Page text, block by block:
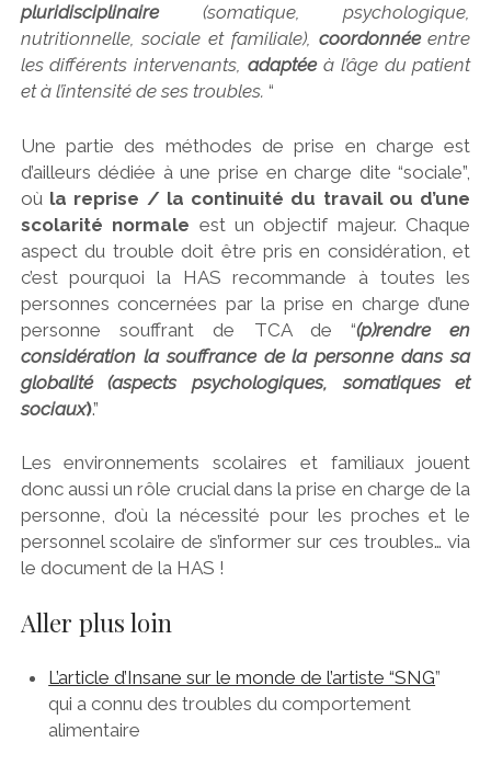
pluridisciplinaire (somatique, psychologique,
nutritionnelle, sociale et familiale), coordonnéeentre
les différents intervenants,adaptée à l’âge du patient
et à l’intensité de ses troubles. “
Une partie des méthodes de prise en charge est
d’ailleurs dédiée à une prise en charge dite “sociale”,
où la reprise / la continuité du travail ou d’une
scolarité normale est un objectif majeur. Chaque
aspect du trouble doit être pris en considération, et
c’est pourquoi la HAS recommande à toutes les
personnes concernées par la prise en charge d’une
personne souffrant de TCA de “(p)rendre en
considération la souffrance de la personne dans sa
globalité (aspects psychologiques, somatiques et
sociaux).”
Les environnements scolaires et familiaux jouent
donc aussi un rôle crucial dans la prise en charge de la
personne, d’où la nécessité pour les proches et le
personnel scolaire de s’informer sur ces troubles… via
le document de la HAS !
Aller plus loin
L’article d’Insane sur le monde de l’artiste “SNG”
qui a connu des troubles du comportement
alimentaire